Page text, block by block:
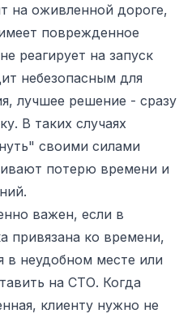
на оживленной дороге,
поврежденное
реагирует на запуск
небезопасным для
лучшее решение - сразу
В таких случаях
своими силами
потерю времени и
важен, если в
привязана ко времени,
в неудобном месте или
на СТО. Когда
клиенту нужно не